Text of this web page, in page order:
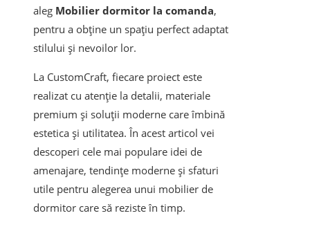
aleg Mobilier dormitor la comanda,
pentru a obține un spațiu perfect adaptat
stilului și nevoilor lor.
La CustomCraft, fiecare proiect este
realizat cu atenție la detalii, materiale
premium și soluții moderne care îmbină
estetica și utilitatea. În acest articol vei
descoperi cele mai populare idei de
amenajare, tendințe moderne și sfaturi
utile pentru alegerea unui mobilier de
dormitor care să reziste în timp.